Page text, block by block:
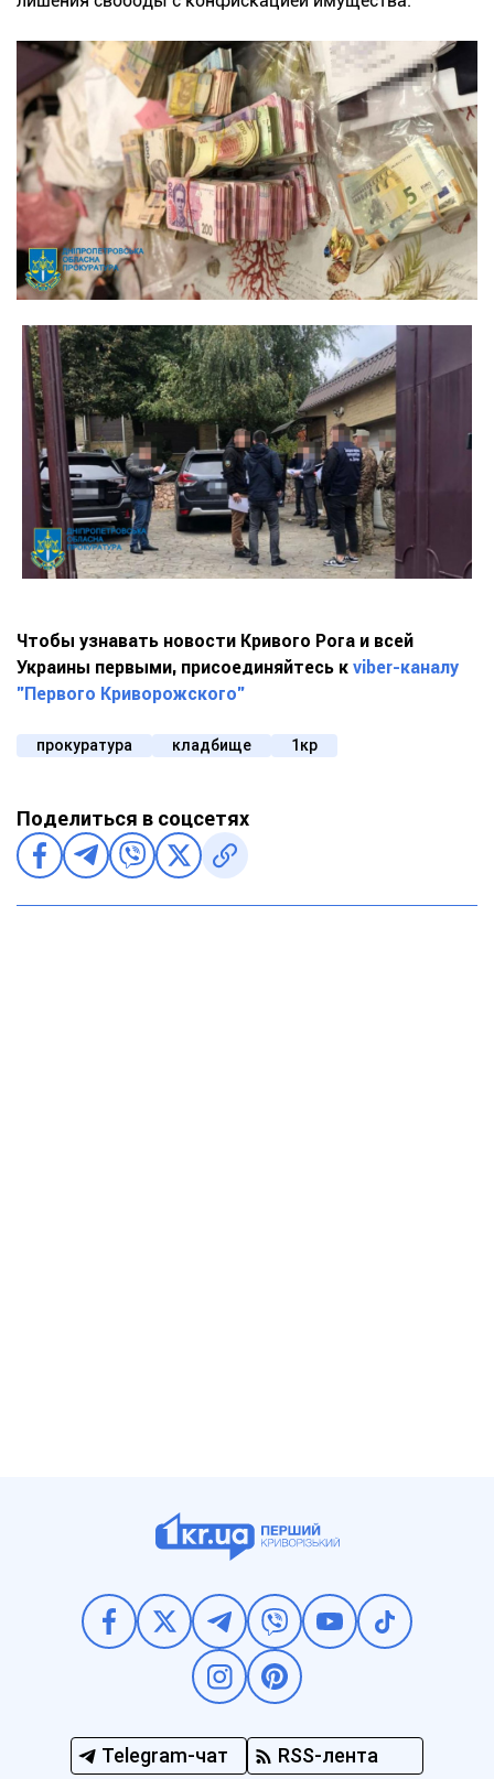
Чтобы узнавать новости Кривого Рога и всей
Украины первыми, присоединяйтесь к viber-каналу
"Первого Криворожского"
прокуратура кладбище 1кр
Поделиться в соцсетях
Telegram-чат RSS-лента